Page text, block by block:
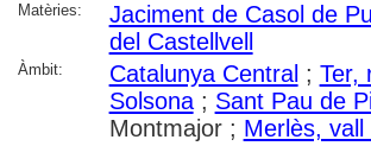
Matèries:
Jaciment de Casol de
del Castellvell
Àmbit: Catalunya Central ; Ter,
Solsona; Sant Pau de
Montmajor ; Merlès, vall